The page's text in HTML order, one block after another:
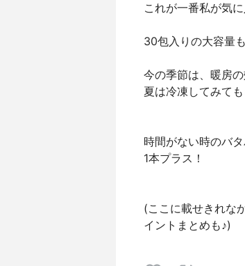
これが一番私が気
30包入りの大容量
今の季節は、暖房
夏は冷凍してみても
時間がない時のバタ
1本プラス！
(ここに載せきれな
イントまとめも♪)